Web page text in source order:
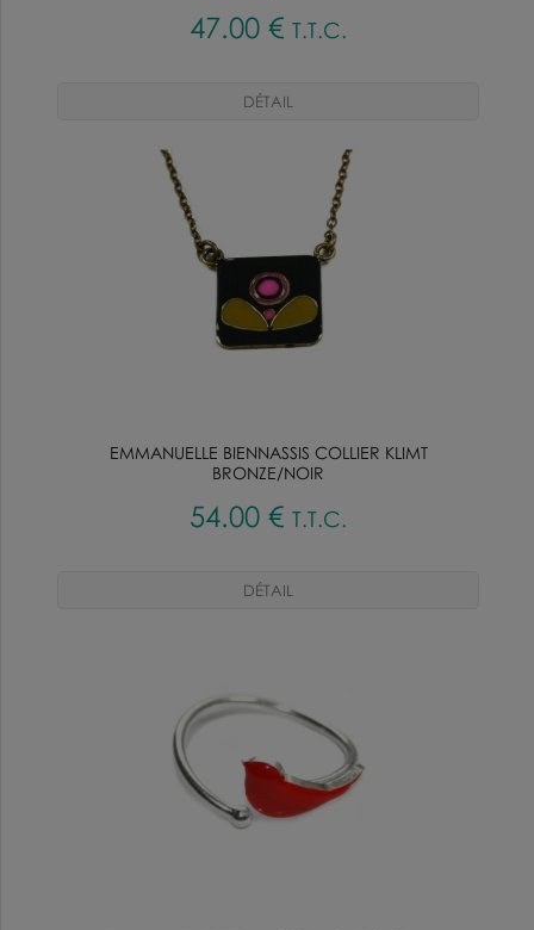
47.00 € T.T.C.
EMMANUELLE BIENNASSIS COLLIER KLIMT
BRONZE/NOIR
54.00 € T.T.C.